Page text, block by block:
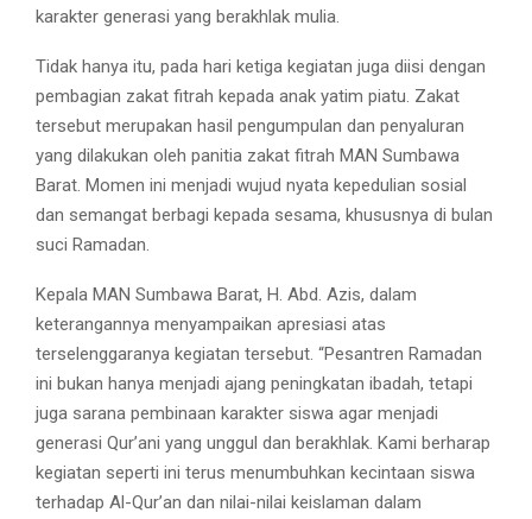
karakter generasi yang berakhlak mulia.
Tidak hanya itu, pada hari ketiga kegiatan juga diisi dengan
pembagian zakat fitrah kepada anak yatim piatu. Zakat
tersebut merupakan hasil pengumpulan dan penyaluran
yang dilakukan oleh panitia zakat fitrah MAN Sumbawa
Barat. Momen ini menjadi wujud nyata kepedulian sosial
dan semangat berbagi kepada sesama, khususnya di bulan
suci Ramadan.
Kepala MAN Sumbawa Barat, H. Abd. Azis, dalam
keterangannya menyampaikan apresiasi atas
terselenggaranya kegiatan tersebut. “Pesantren Ramadan
ini bukan hanya menjadi ajang peningkatan ibadah, tetapi
juga sarana pembinaan karakter siswa agar menjadi
generasi Qur’ani yang unggul dan berakhlak. Kami berharap
kegiatan seperti ini terus menumbuhkan kecintaan siswa
terhadap Al-Qur’an dan nilai-nilai keislaman dalam